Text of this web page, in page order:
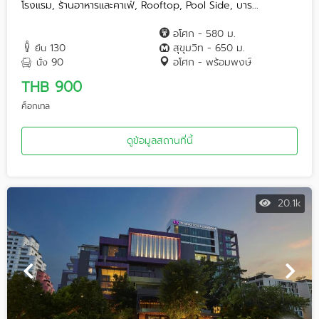
โรงแรม, ร้านอาหารและคาเฟ่, Rooftop, Pool Side, บาร...
ยืน 130
นั่ง 90
อโศก - 580 ม.
สุขุมวิท - 650 ม.
อโศก - พร้อมพงษ์
THB 900
ค็อกเทล
ดูข้อมูลสถานที่นี้
20.1k